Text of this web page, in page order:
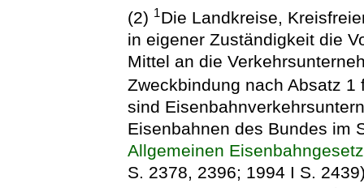
(2) 1Die Landkreise,
in eigener Zuständigkeit die
Mittel an die
Zweckbindung nach Absatz
sind
Eisenbahnen des Bundes im
Allgemeinen
S. 2378, 2396; 1994 I S.